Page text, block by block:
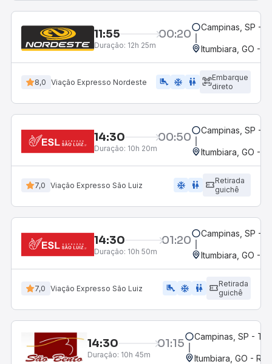
11:55 00:20
Duração: 12h 25m
Campinas, SP -
Itumbiara, GO -
8,0 Viação Expresso Nordeste airline_seat_legroom_extra ac_unit WC
Embarque
direto
14:30 00:50
Duração: 10h 20m
Campinas, SP -
Itumbiara, GO -
7,0 Viação Expresso São Luiz ac_unit wc
Retirada
guichê
14:30 01:20
Duração: 10h 50m
Campinas, SP -
Itumbiara, GO -
7,0 Viação Expresso São Luiz airline_seat_legroom_extra ac_unit wc
Retirada
guichê
14:30 01:15
Duração: 10h 45m
Campinas, SP -
Itumbiara, GO -